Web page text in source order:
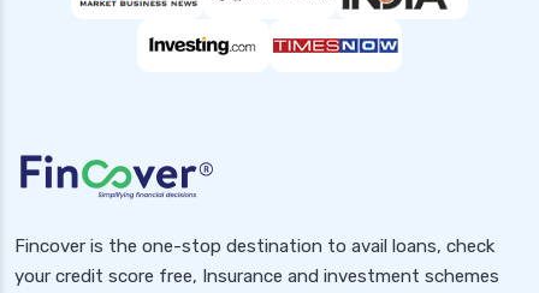
Fincover is the one-stop destination to avail loans, check
your credit score free, Insurance and investment schemes